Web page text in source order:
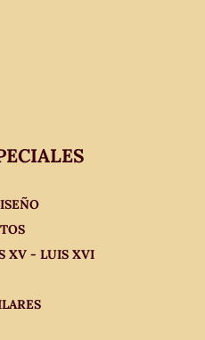
XV - LUIS XVI